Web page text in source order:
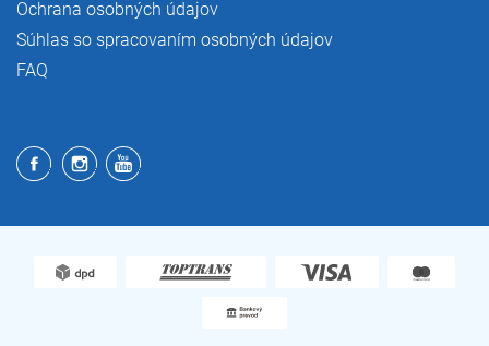
Ochrana osobných údajov
Súhlas so spracovaním osobných údajov
FAQ